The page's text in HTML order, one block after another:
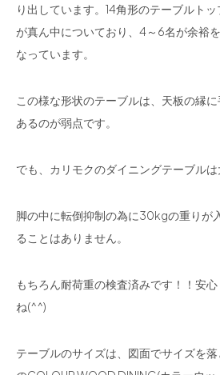
り出しています。14角形のテーブルト
が真ん中についており、4～6名が余裕
なっています。
この様な形状のテーブルは、天板の縁
あるのが弱点です。
でも、カリモクのダイニングテーブルは
脚の中に転倒抑制の為に30kgの重りが
ることはありません。
もちろん耐荷重の検査済みです！！安
ね(^^)
テーブルのサイズは、図面でサイズを